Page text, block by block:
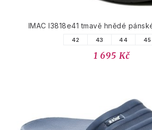
IMAC I3818e41 tmavě hnědé
42 43 44 45
1 695 Kč